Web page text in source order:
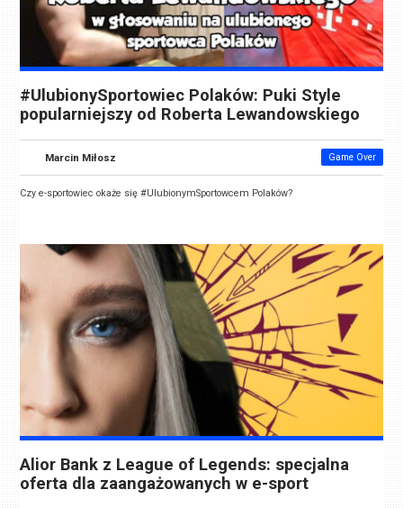
#UlubionySportowiec Polaków: Puki Style
popularniejszy od Roberta Lewandowskiego
Marcin Miłosz Game Over
Czy e-sportowiec okaże się #UlubionymSportowcem Polaków?
Alior Bank z League of Legends: specjalna
oferta dla zaangażowanych w e-sport